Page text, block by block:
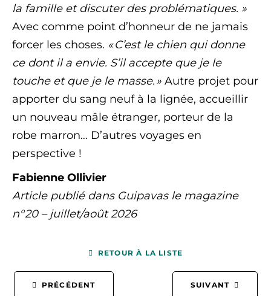
la famille et discuter des problématiques. »
Avec comme point d’honneur de ne jamais
forcer les choses. « C’est le chien qui donne
ce dont il a envie. S’il accepte que je le
touche et que je le masse. » Autre projet pour
apporter du sang neuf à la lignée, accueillir
un nouveau mâle étranger, porteur de la
robe marron… D’autres voyages en
perspective !
Fabienne Ollivier
Article publié dans Guipavas le magazine
n°20 – juillet/août 2026
PRÉCÉDENT
RETOUR À LA LISTE
SUIVANT